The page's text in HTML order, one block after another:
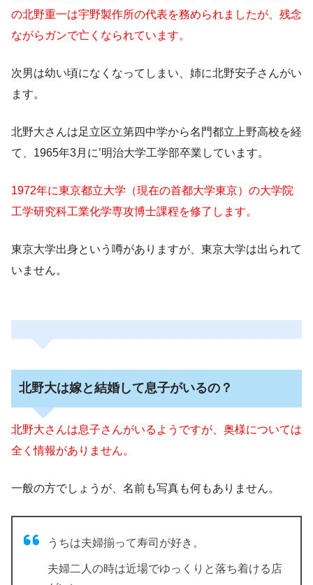
の北野重一は宇野製作所の代表を務められましたが、残念
ながらガンで亡くなられています。
次男は幼い頃になくなってしまい、姉に北野安子さんがい
ます。
北野大さんは足立区立第四中学から名門都立上野高校を経
て、1965年3月に’明治大学工学部卒業しています。
1972年に東京都立大学（現在の首都大学東京）の大学院
工学研究科工業化学専攻博士課程を修了します。
東京大学出身という噂がありますが、東京大学は出られて
いません。
北野大は嫁と結婚して息子がいるの？
北野大さんは息子さんがいるようですが、奥様については
全く情報がありません。
一般の方でしょうが、名前も写真も何もありません。
うちは夫婦揃って寿司が好き。
夫婦二人の時は近場でゆっくりと落ち着ける店